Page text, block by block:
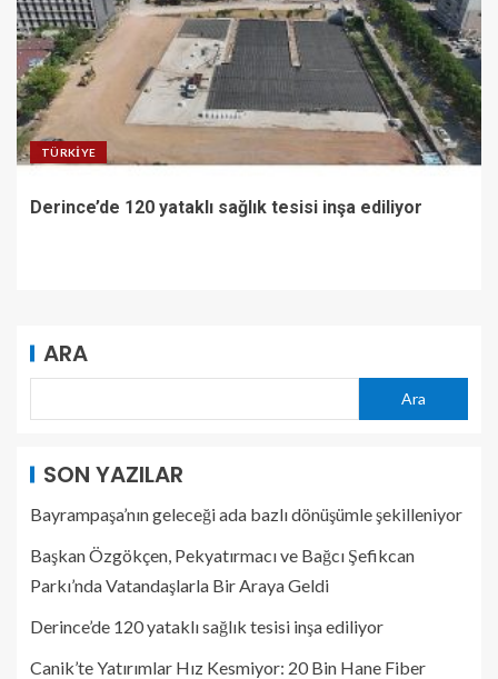
TÜRKIYE
Derince’de 120 yataklı sağlık tesisi inşa ediliyor
ARA
Ara
SON YAZILAR
Bayrampaşa’nın geleceği ada bazlı dönüşümle şekilleniyor
Başkan Özgökçen, Pekyatırmacı ve Bağcı Şefikcan
Parkı’nda Vatandaşlarla Bir Araya Geldi
Derince’de 120 yataklı sağlık tesisi inşa ediliyor
Canik’te Yatırımlar Hız Kesmiyor: 20 Bin Hane Fiber